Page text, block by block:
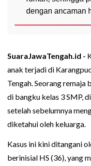
dengan ancaman
SuaraJawaTengah.id -
anak terjadi di
Tengah. Seorang remaja
di bangku kelas 3 SMP,
setelah sebelumnya
diketahui oleh keluarga.
Kasus ini kini ditangani
berinisial HS (36), yang